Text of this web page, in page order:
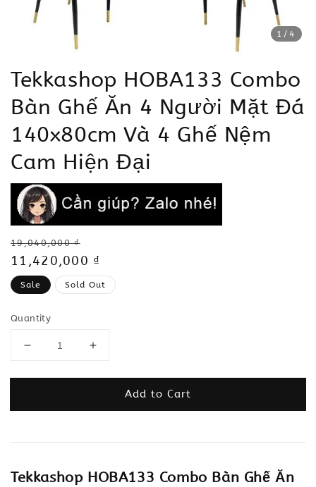
1 /4
Tekkashop HOBA133 Combo
Bàn Ghế Ăn 4 Người Mặt Đá
140x80cm Và 4 Ghế Nệm
Cam Hiện Đại
Regular
price
19,040,000 ₫
Sale
price
11,420,000 ₫
Sale Sold Out
Quantity
Add to Cart
Tekkashop HOBA133 Combo Bàn Ghế Ăn